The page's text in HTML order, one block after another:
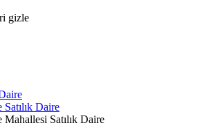
gizle
Daire
Satılık Daire